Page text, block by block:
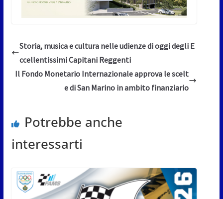
Storia, musica e cultura nelle udienze di oggi degli E
ccellentissimi Capitani Reggenti
Il Fondo Monetario Internazionale approva le scelt
e di San Marino in ambito finanziario
Potrebbe anche
interessarti